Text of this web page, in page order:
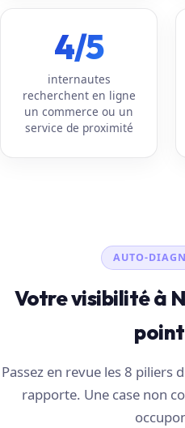
4/5
internautes
recherchent en ligne
un commerce ou un
service de proximité
AUTO-
Votre visibilité à
Passez en revue les 8 piliers
rapporte. Une case non